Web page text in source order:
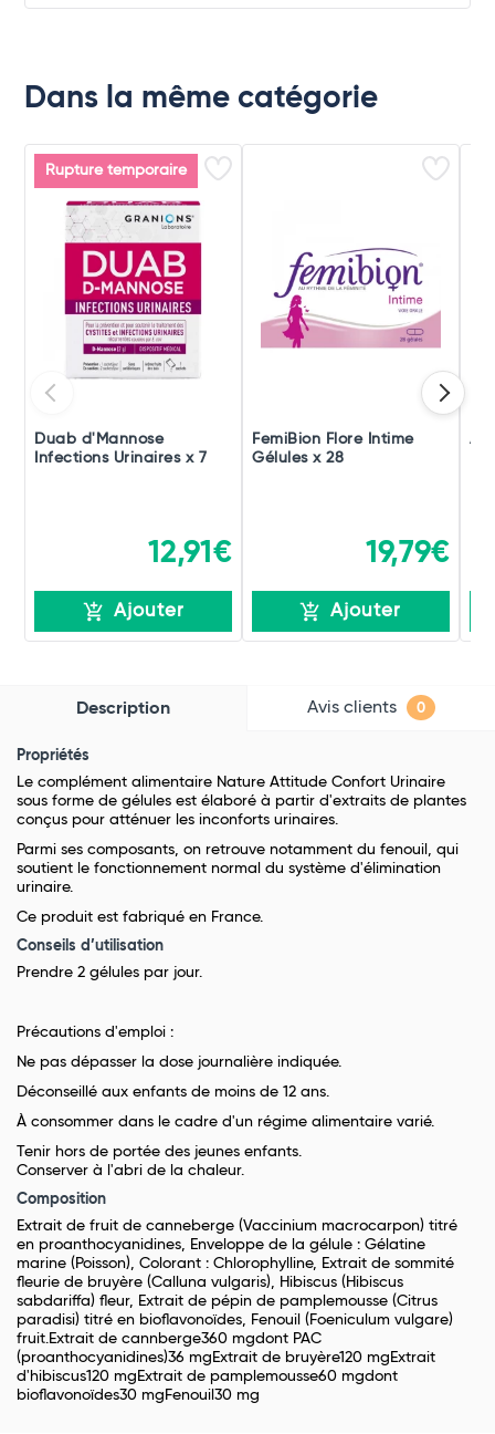
Dans la même catégorie
Rupture temporaire
Duab d'Mannose
Infections Urinaires x 7
12,91€
Ajouter
FemiBion Flore Intime
Gélules x 28
19,79€
Ajouter
Description Avis clients 0
Propriétés
Le complément alimentaire Nature Attitude Confort Urinaire
sous forme de gélules est élaboré à partir d'extraits de plantes
conçus pour atténuer les inconforts urinaires.
Parmi ses composants, on retrouve notamment du fenouil, qui
soutient le fonctionnement normal du système d'élimination
urinaire.
Ce produit est fabriqué en France.
Conseils d’utilisation
Prendre 2 gélules par jour.
Précautions d'emploi :
Ne pas dépasser la dose journalière indiquée.
Déconseillé aux enfants de moins de 12 ans.
À consommer dans le cadre d'un régime alimentaire varié.
Tenir hors de portée des jeunes enfants.
Conserver à l'abri de la chaleur.
Composition
Extrait de fruit de canneberge (Vaccinium macrocarpon) titré
en proanthocyanidines, Enveloppe de la gélule : Gélatine
marine (Poisson), Colorant : Chlorophylline, Extrait de sommité
fleurie de bruyère (Calluna vulgaris), Hibiscus (Hibiscus
sabdariffa) fleur, Extrait de pépin de pamplemousse (Citrus
paradisi) titré en bioflavonoïdes, Fenouil (Foeniculum vulgare)
fruit.Extrait de cannberge360 mgdont PAC
(proanthocyanidines)36 mgExtrait de bruyère120 mgExtrait
d'hibiscus120 mgExtrait de pamplemousse60 mgdont
bioflavonoïdes30 mgFenouil30 mg